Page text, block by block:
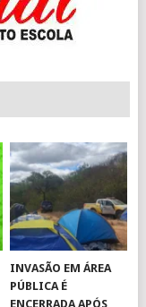
INVASÃO EM ÁREA
PÚBLICA É
ENCERRADA APÓS